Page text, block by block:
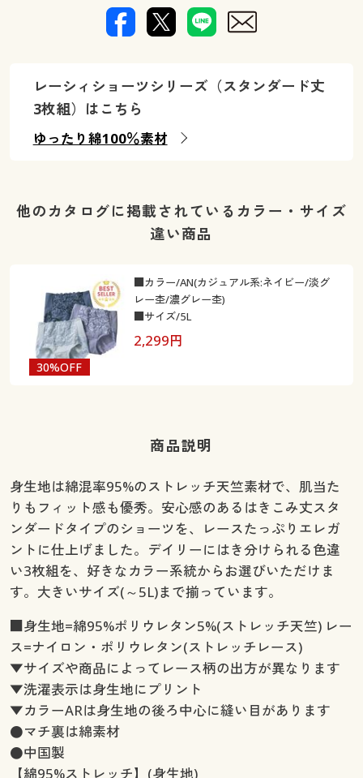
レーシィショーツシリーズ（スタンダード丈
3枚組）はこちら
ゆったり綿100％素材
他のカタログに掲載されているカラー・サイズ
違い商品
30%OFF
2,299円
■カラー/AN(カジュアル系:ネイビー/淡グ
レー杢/濃グレー杢)
■サイズ/5L
商品説明
身生地は綿混率95%のストレッチ天竺素材で、肌当た
りもフィット感も優秀。安心感のあるはきこみ丈スタ
ンダードタイプのショーツを、レースたっぷりエレガ
ントに仕上げました。デイリーにはき分けられる色違
い3枚組を、好きなカラー系統からお選びいただけま
す。大きいサイズ(～5L)まで揃っています。
■身生地=綿95%ポリウレタン5%(ストレッチ天竺) レー
ス=ナイロン・ポリウレタン(ストレッチレース)
▼サイズや商品によってレース柄の出方が異なります
▼洗濯表示は身生地にプリント
▼カラーARは身生地の後ろ中心に縫い目があります
●マチ裏は綿素材
●中国製
【綿95%ストレッチ】(身生地)